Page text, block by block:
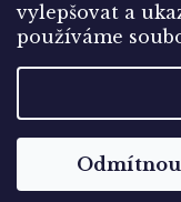
vylepšovat a
používáme
Copyright 2026
práva